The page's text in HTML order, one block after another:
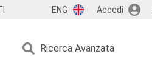
ENG Accedi
Ricerca Avanzata